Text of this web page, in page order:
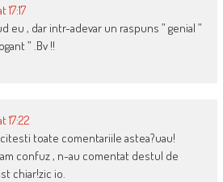
17:17
eu , dar intr-adevar un raspuns ” genial ”
” .Bv !!
17:22
toate comentariile astea?uau!
confuz , n-au comentat destul de
chiar!zic io.